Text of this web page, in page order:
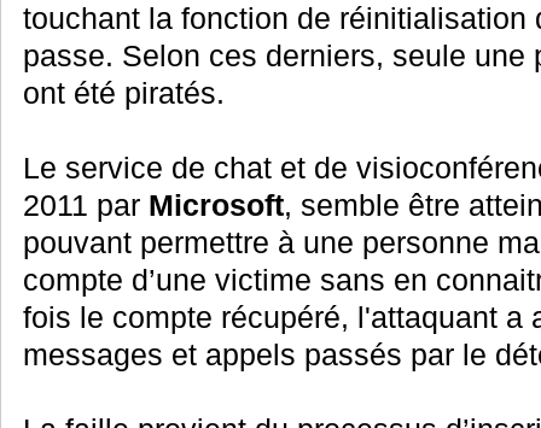
touchant la fonction de réinitialisation
passe. Selon ces derniers, seule une
ont été piratés.
Le service de chat et de
2011 par Microsoft, semble être
pouvant permettre à une personne
compte d’une victime sans en
fois le compte récupéré, l'attaquant a
messages et appels passés par le